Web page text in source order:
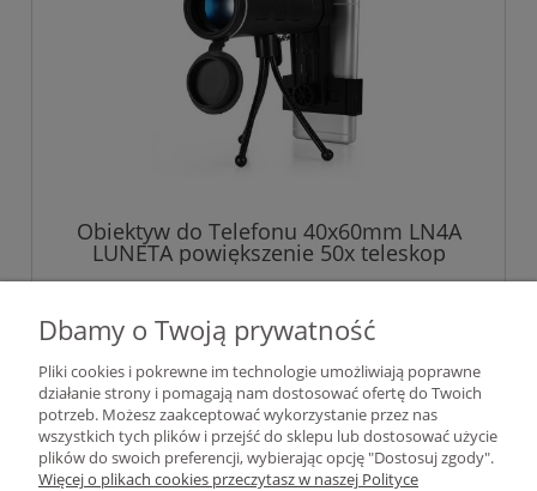
Obiektyw do Telefonu 40x60mm LN4A
LUNETA powiększenie 50x teleskop
55,00 zł
Cena netto: 44,72 zł
Pomoc
Dbamy o Twoją prywatność
Pliki cookies i pokrewne im technologie umożliwiają poprawne
działanie strony i pomagają nam dostosować ofertę do Twoich
potrzeb. Możesz zaakceptować wykorzystanie przez nas
wszystkich tych plików i przejść do sklepu lub dostosować użycie
plików do swoich preferencji, wybierając opcję "Dostosuj zgody".
Więcej o plikach cookies przeczytasz w naszej Polityce